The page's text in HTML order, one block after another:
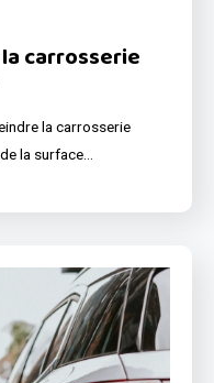
carrosserie
la carrosserie
la surface…